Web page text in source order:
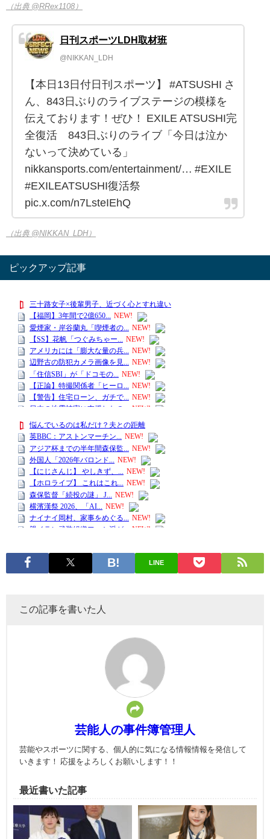
（出典 @RRex1108）
日刊スポーツLDH取材班
@NIKKAN_LDH
【本日13日付日刊スポーツ】 #ATSUSHI さ
ん、843日ぶりのライブステージの模様を
伝えております！ぜひ！ EXILE ATSUSHI完
全復活 843日ぶりのライブ「今日は泣か
ないって決めている」
nikkansports.com/entertainment/… #EXILE
#EXILEATSUSHI復活祭
pic.x.com/n7LsteIEhQ
（出典 @NIKKAN_LDH）
ピックアップ記事
LINE
この記事を書いた人
芸能人の事件簿管理人
芸能やスポーツに関する、個人的に気になる情報情報を発信して
いきます！ 応援をよろしくお願いします！！
最近書いた記事